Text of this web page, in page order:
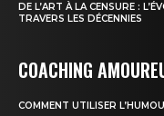
DE L’ART À LA CENSURE :
TRAVERS LES DÉCENNIES
COACHING
COMMENT UTILISER